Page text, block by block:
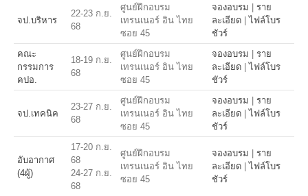
จป.บริหาร
22-23 ก.ย.
68
ศูนย์ฝึกอบรม
เทรนเนอร์ อิน ไทย
ซอย 45
จองอบรม
ราย
ละเอียด |ไฟล์โบร
ชัวร์
คณะ
กรรมการ
คปอ.
18-19 ก.ย.
68
ศูนย์ฝึกอบรม
เทรนเนอร์ อิน ไทย
ซอย 45
จองอบรม
ราย
ละเอียด |ไฟล์โบร
ชัวร์
จป.เทคนิค
23-27 ก.ย.
68
ศูนย์ฝึกอบรม
เทรนเนอร์ อิน ไทย
ซอย 45
จองอบรม
ราย
ละเอียด |ไฟล์โบร
ชัวร์
อับอากาศ
(4ผู้)
17-20 ก.ย.
68
24-27 ก.ย.
68
ศูนย์ฝึกอบรม
เทรนเนอร์ อิน ไทย
ซอย 45
จองอบรม
ราย
ละเอียด |ไฟล์โบร
ชัวร์